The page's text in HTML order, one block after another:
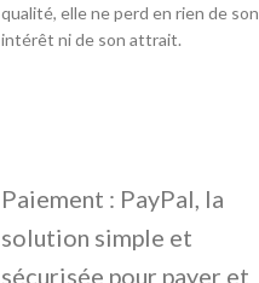
qualité, elle ne perd en rien de son
intérêt ni de son attrait.
Paiement : PayPal, la
solution simple et
sécurisée pour payer et